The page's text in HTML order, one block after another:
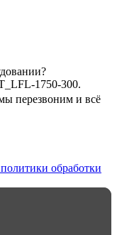
1750-300.
перезвоним и всё
обработки